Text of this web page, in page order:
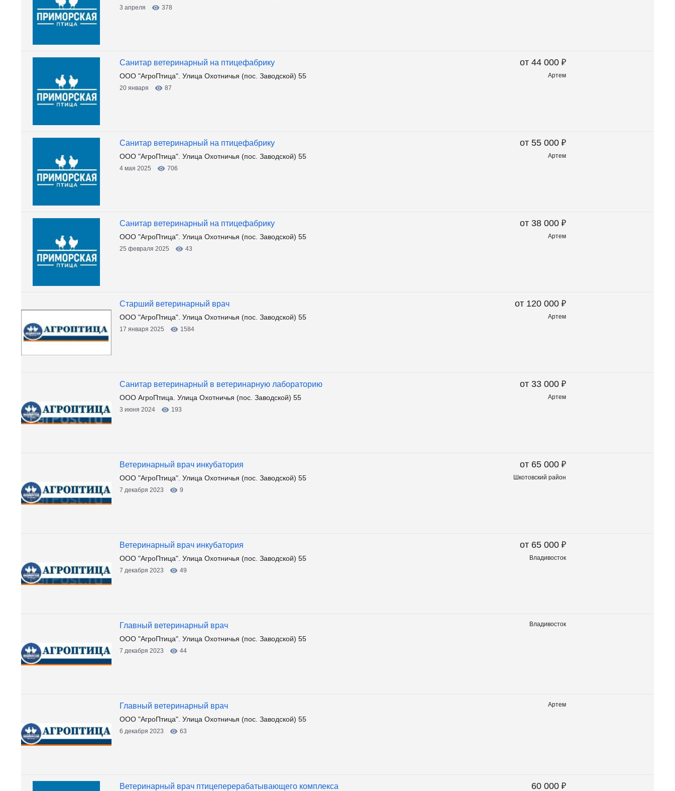
3 апреля 378
от 44 000 ₽
Артем
Санитар ветеринарный на птицефабрику
ООО "АгроПтица". Улица Охотничья (пос. Заводской) 55
20 января 87
от 55 000 ₽
Артем
Санитар ветеринарный на птицефабрику
ООО "АгроПтица". Улица Охотничья (пос. Заводской) 55
4 мая 2025 706
от 38 000 ₽
Артем
Санитар ветеринарный на птицефабрику
ООО "АгроПтица". Улица Охотничья (пос. Заводской) 55
25 февраля 2025 43
от 120 000 ₽
Артем
Старший ветеринарный врач
ООО "АгроПтица". Улица Охотничья (пос. Заводской) 55
17 января 2025 1584
от 33 000 ₽
Артем
Санитар ветеринарный в ветеринарную лабораторию
ООО АгроПтица. Улица Охотничья (пос. Заводской) 55
3 июня 2024 193
от 65 000 ₽
Шкотовский район
Ветеринарный врач инкубатория
ООО "АгроПтица". Улица Охотничья (пос. Заводской) 55
7 декабря 2023 9
от 65 000 ₽
Владивосток
Ветеринарный врач инкубатория
ООО "АгроПтица". Улица Охотничья (пос. Заводской) 55
7 декабря 2023 49
Владивосток
Главный ветеринарный врач
ООО "АгроПтица". Улица Охотничья (пос. Заводской) 55
7 декабря 2023 44
Артем
Главный ветеринарный врач
ООО "АгроПтица". Улица Охотничья (пос. Заводской) 55
6 декабря 2023 63
60 000 ₽
Ветеринарный врач птицеперерабатывающего комплекса